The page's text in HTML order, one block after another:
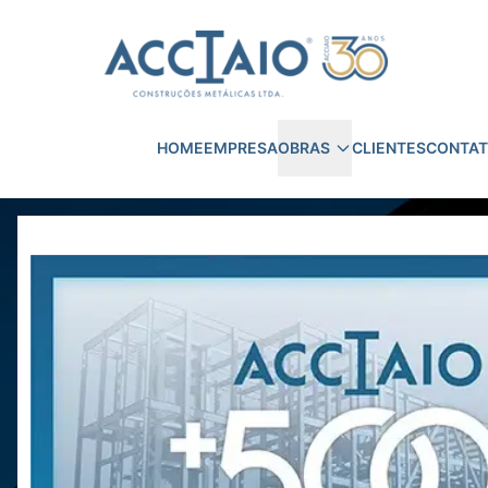
HOMEEMPRESAOBRAS CLIENTES